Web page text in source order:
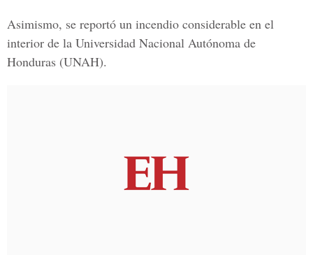
Asimismo, se reportó un incendio considerable en el
interior de la Universidad Nacional Autónoma de
Honduras (UNAH).